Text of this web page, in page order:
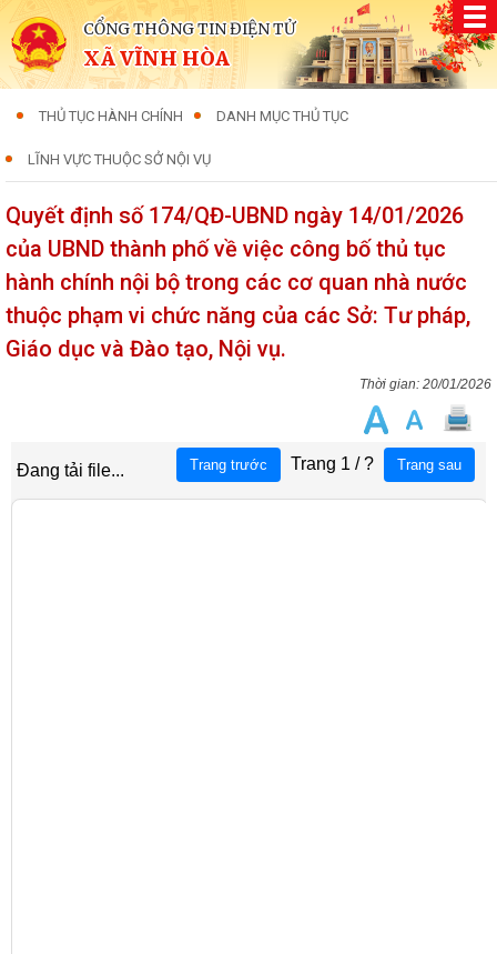
CỔNG THÔNG TIN ĐIỆN TỬ
XÃ VĨNH HÒA
THỦ TỤC HÀNH CHÍNH DANH MỤC THỦ TỤC
LĨNH VỰC THUỘC SỞ NỘI VỤ
Quyết định số 174/QĐ-UBND ngày 14/01/2026
của UBND thành phố về việc công bố thủ tục
hành chính nội bộ trong các cơ quan nhà nước
thuộc phạm vi chức năng của các Sở: Tư pháp,
Giáo dục và Đào tạo, Nội vụ.
20/01/2026